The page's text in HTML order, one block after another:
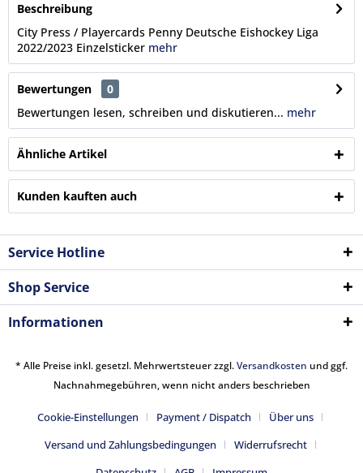
Beschreibung
City Press / Playercards Penny Deutsche Eishockey Liga
2022/2023 Einzelsticker mehr
Bewertungen
0
Bewertungen lesen, schreiben und diskutieren... mehr
Ähnliche Artikel
Kunden kauften auch
Service Hotline
Shop Service
Informationen
* Alle Preise inkl. gesetzl. Mehrwertsteuer zzgl.Versandkosten und ggf.
Nachnahmegebühren, wenn nicht anders beschrieben
Cookie-Einstellungen Payment / Dispatch
Über uns
Versand und Zahlungsbedingungen
Widerrufsrecht